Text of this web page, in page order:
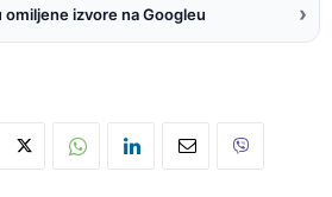
omiljene izvore na Googleu ›